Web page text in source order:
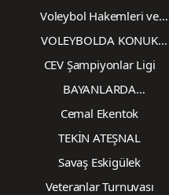
Voleybol Hakemleri ve
VOLEYBOLDA KONUK
CEV Şampiyonlar Ligi
BAYANLARDA
Cemal Ekentok
TEKİN ATEŞNAL
Savaş Eskigülek
Veteranlar Turnuvası